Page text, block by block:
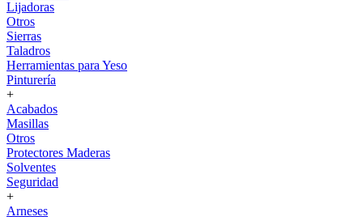
Lijadoras
Otros
Sierras
Taladros
Herramientas para Yeso
Pinturería
+
Acabados
Masillas
Otros
Protectores Maderas
Solventes
Seguridad
+
Arneses